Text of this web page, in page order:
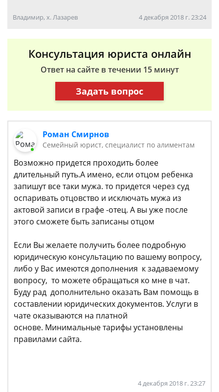
Владимир, х. Лазарев 4 декабря 2018 г. 23:24
Консультация юриста онлайн
Ответ на сайте в течении 15 минут
Задать вопрос
Роман Смирнов
Семейный юрист, специалист по алиментам
Возможно придется проходить более
длительный путь.А имено, если отцом ребенка
запишут все таки мужа. то придется через суд
оспаривать отцовство и исключать мужа из
актовой записи в графе -отец. А вы уже после
этого сможете быть записаны отцом
Если Вы желаете получить более подробную
юридическую консультацию по вашему вопросу,
либо у Вас имеются дополнения к задаваемому
вопросу, то можете обращаться ко мне в чат.
Буду рад дополнительно оказать Вам помощь в
составлении юридических документов. Услуги в
чате оказываются на платной
основе. Минимальные тарифы установлены
правилами сайта.
4 декабря 2018 г. 23:27